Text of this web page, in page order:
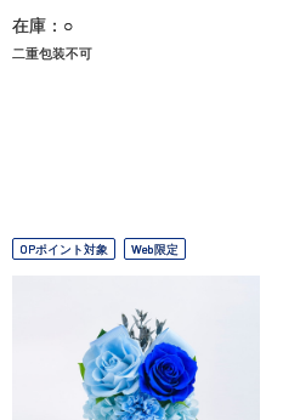
在庫：○
二重包装不可
OPポイント対象 Web限定